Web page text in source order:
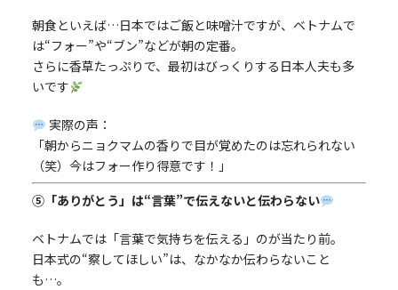
朝食といえば…日本ではご飯と味噌汁ですが、ベトナムで
は“フォー”や“ブン”などが朝の定番。
さらに香草たっぷりで、最初はびっくりする日本人夫も多
いです
実際の声：
「朝からニョクマムの香りで目が覚めたのは忘れられない
（笑）今はフォー作り得意です！」
⑤「ありがとう」は“言葉”で伝えないと伝わらない
ベトナムでは「言葉で気持ちを伝える」のが当たり前。
日本式の“察してほしい”は、なかなか伝わらないこと
も…。